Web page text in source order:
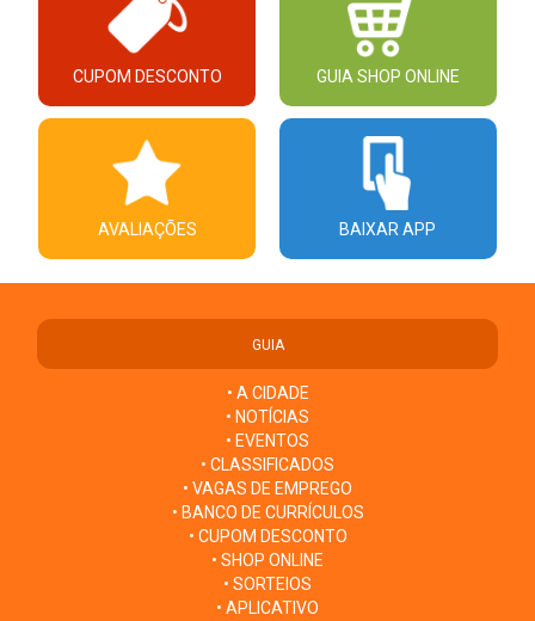
CUPOM DESCONTO GUIA SHOP ONLINE
AVALIAÇÕES BAIXAR APP
GUIA
• A CIDADE
• NOTÍCIAS
• EVENTOS
• CLASSIFICADOS
• VAGAS DE EMPREGO
• BANCO DE CURRÍCULOS
• CUPOM DESCONTO
• SHOP ONLINE
• SORTEIOS
• APLICATIVO